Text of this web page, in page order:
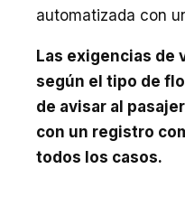
automatizada con
Las exigencias de
según el tipo de
de avisar al
con un registro
todos los casos.